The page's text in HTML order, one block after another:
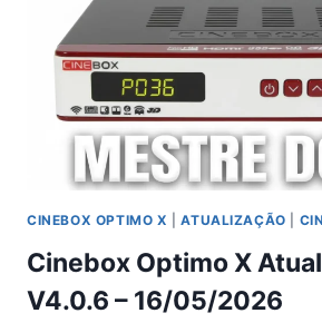
CINEBOX OPTIMO X |ATUALIZAÇÃO
Cinebox Optimo X
V4.0.6 – 16/05/2026